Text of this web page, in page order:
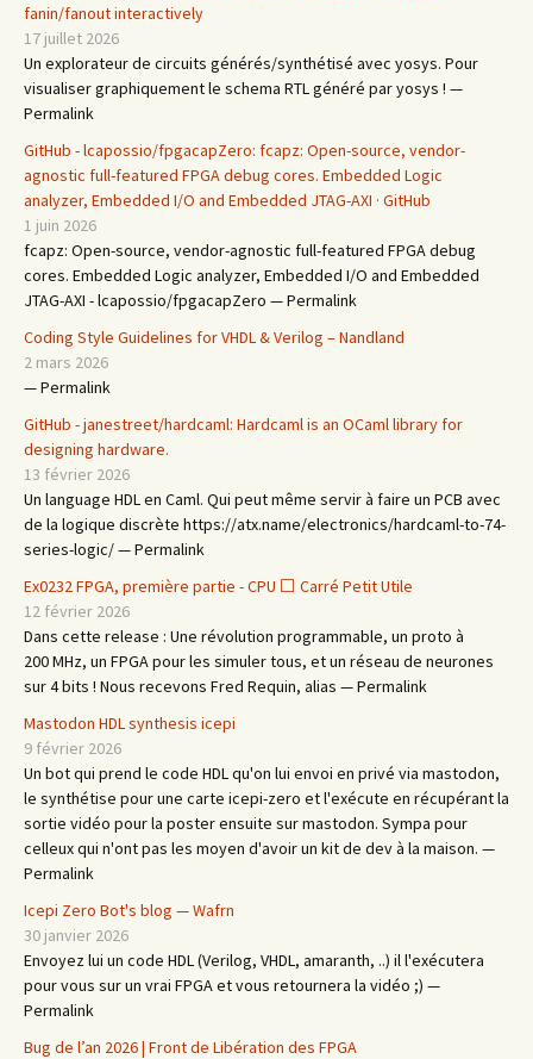
fanin/fanout interactively
17 juillet 2026
Un explorateur de circuits générés/synthétisé avec yosys. Pour
visualiser graphiquement le schema RTL généré par yosys ! —
Permalink
GitHub - lcapossio/fpgacapZero: fcapz: Open-source, vendor-
agnostic full-featured FPGA debug cores. Embedded Logic
analyzer, Embedded I/O and Embedded JTAG-AXI · GitHub
1 juin 2026
fcapz: Open-source, vendor-agnostic full-featured FPGA debug
cores. Embedded Logic analyzer, Embedded I/O and Embedded
JTAG-AXI - lcapossio/fpgacapZero — Permalink
Coding Style Guidelines for VHDL & Verilog – Nandland
2 mars 2026
— Permalink
GitHub - janestreet/hardcaml: Hardcaml is an OCaml library for
designing hardware.
13 février 2026
Un language HDL en Caml. Qui peut même servir à faire un PCB avec
de la logique discrète https://atx.name/electronics/hardcaml-to-74-
series-logic/ — Permalink
Ex0232 FPGA, première partie - CPU ⬜ Carré Petit Utile
12 février 2026
Dans cette release : Une révolution programmable, un proto à
200 MHz, un FPGA pour les simuler tous, et un réseau de neurones
sur 4 bits ! Nous recevons Fred Requin, alias — Permalink
Mastodon HDL synthesis icepi
9 février 2026
Un bot qui prend le code HDL qu'on lui envoi en privé via mastodon,
le synthétise pour une carte icepi-zero et l'exécute en récupérant la
sortie vidéo pour la poster ensuite sur mastodon. Sympa pour
celleux qui n'ont pas les moyen d'avoir un kit de dev à la maison. —
Permalink
Icepi Zero Bot's blog — Wafrn
30 janvier 2026
Envoyez lui un code HDL (Verilog, VHDL, amaranth, ..) il l'exécutera
pour vous sur un vrai FPGA et vous retournera la vidéo ;) —
Permalink
Bug de l’an 2026 | Front de Libération des FPGA